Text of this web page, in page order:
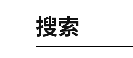
搜索